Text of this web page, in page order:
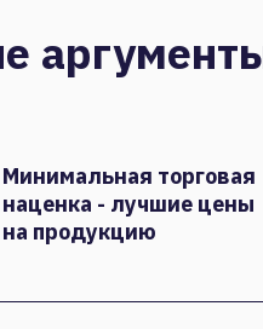
Минимальная торговая
наценка - лучшие цены
на продукцию